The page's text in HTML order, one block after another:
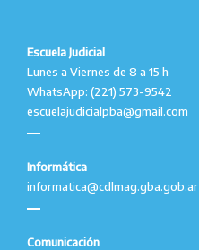
Escuela Judicial
Lunes a Viernes de 8 a 15 h
WhatsApp: (221) 573-9542
escuelajudicialpba@gmail.com
Informática
informatica@cdlmag.gba.gob.ar
Comunicación